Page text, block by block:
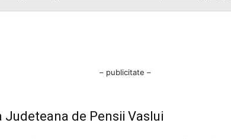
– publicitate –
Judeteana de Pensii Vaslui